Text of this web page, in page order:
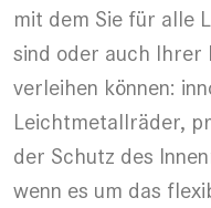
mit dem Sie für alle
sind oder auch Ihrer
verleihen können:
Leichtmetallräder,
der Schutz des
wenn es um das